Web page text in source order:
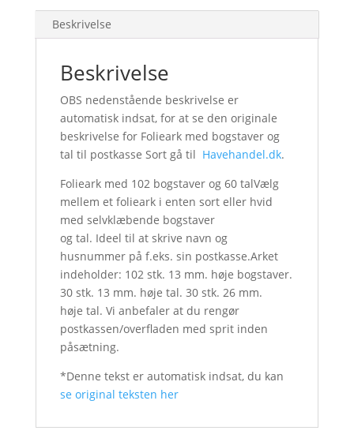
Beskrivelse
Beskrivelse
OBS nedenstående beskrivelse er
automatisk indsat, for at se den originale
beskrivelse for Folieark med bogstaver og
tal til postkasse Sort gå til Havehandel.dk.
Folieark med 102 bogstaver og 60 talVælg
mellem et folieark i enten sort eller hvid
med selvklæbende bogstaver
og tal. Ideel til at skrive navn og
husnummer på f.eks. sin postkasse.Arket
indeholder: 102 stk. 13 mm. høje bogstaver.
30 stk. 13 mm. høje tal. 30 stk. 26 mm.
høje tal. Vi anbefaler at du rengør
postkassen/overfladen med sprit inden
påsætning.
*Denne tekst er automatisk indsat, du kan
se original teksten her